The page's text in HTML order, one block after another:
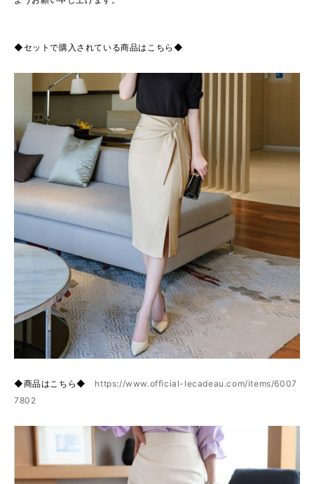
◆セットで購入されている商品はこちら◆
◆商品はこちら◆ https://www.official-lecadeau.com/items/6007
7802